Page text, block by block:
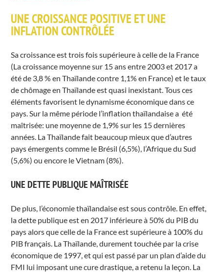
UNE CROISSANCE POSITIVE ET UNE
INFLATION CONTRÔLÉE
Sa croissance est trois fois supérieure à celle de la France
(La croissance moyenne sur 15 ans entre 2003 et 2017 a
été de 3,8 % en Thaïlande contre 1,1% en France) et le taux
de chômage en Thaïlande est quasi inexistant. Tous ces
éléments favorisent le dynamisme économique dans ce
pays. Sur la même période l’inflation thaïlandaise a été
maîtrisée: une moyenne de 1,9% sur les 15 dernières
années. La Thaïlande fait beaucoup mieux que d’autres
pays émergents comme le Brésil (6,5%), l’Afrique du Sud
(5,6%) ou encore le Vietnam (8%).
UNE DETTE PUBLIQUE MAÎTRISÉE
De plus, l’économie thaïlandaise est sous contrôle. En effet,
la dette publique est en 2017 inférieure à 50% du PIB du
pays alors que celle de la France est supérieure à 100% du
PIB français. La Thaïlande, durement touchée par la crise
économique de 1997, et qui est passé par un plan d’aide du
FMI lui imposant une cure drastique, a retenu la leçon. La